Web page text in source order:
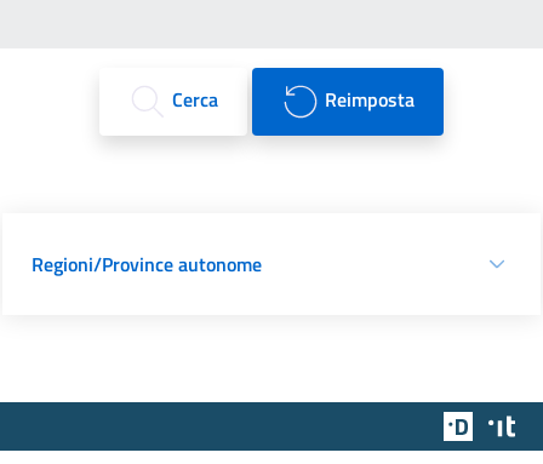
Cerca Reimposta
Regioni/Province autonome
Team